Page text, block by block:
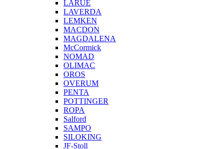
LARUE
LAVERDA
LEMKEN
MACDON
MAGDALENA
McCormick
NOMAD
OLIMAC
OROS
OVERUM
PENTA
POTTINGER
ROPA
Salford
SAMPO
SILOKING
JF-Stoll